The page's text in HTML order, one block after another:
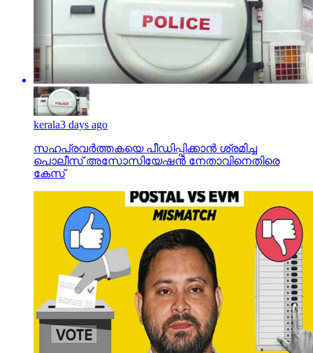
kerala3 days ago
സഹപ്രവര്‍ത്തകയെ പീഡിപ്പിക്കാന്‍ ശ്രമിച്ച
പൊലീസ് അസോസിയേഷന്‍ നേതാവിനെതിരെ
കേസ്